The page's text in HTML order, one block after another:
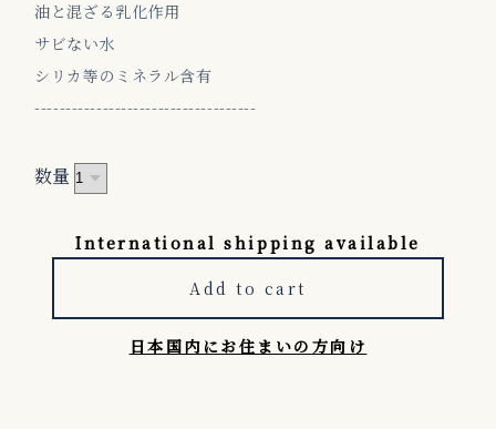
油と混ざる乳化作用
サビない水
シリカ等のミネラル含有
------------------------------------
数量
International shipping available
Add to cart
日本国内にお住まいの方向け